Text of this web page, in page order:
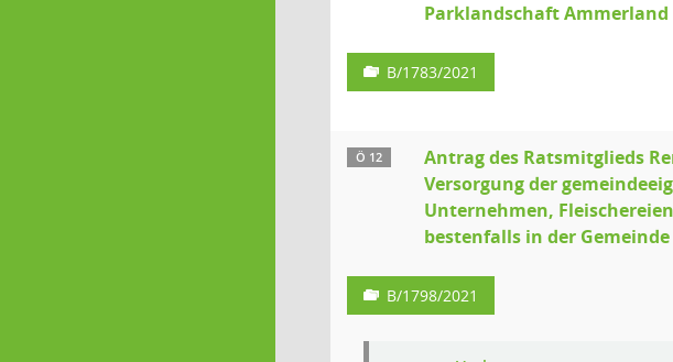
Parklandschaft Ammerland
B/1783/2021
Ö 12
Antrag des Ratsmitglieds
Versorgung der
Unternehmen,
bestenfalls in der
B/1798/2021